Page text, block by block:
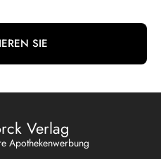
SIE
Verlag
Apothekenwerbung